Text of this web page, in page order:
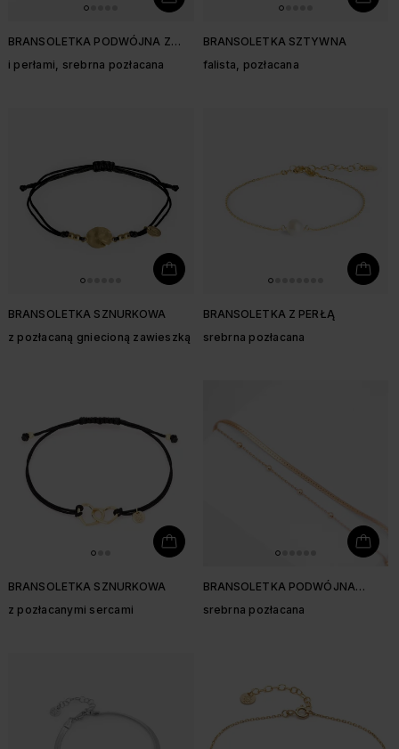
BRANSOLETKA PODWÓJNA Z
i perłami, srebrna pozłacana
BRANSOLETKA SZTYWNA
falista, pozłacana
BRANSOLETKA SZNURKOWA
z pozłacaną gniecioną zawieszką
BRANSOLETKA Z PERŁĄ
srebrna pozłacana
BRANSOLETKA SZNURKOWA
z pozłacanymi sercami
BRANSOLETKA PODWÓJNA
srebrna pozłacana